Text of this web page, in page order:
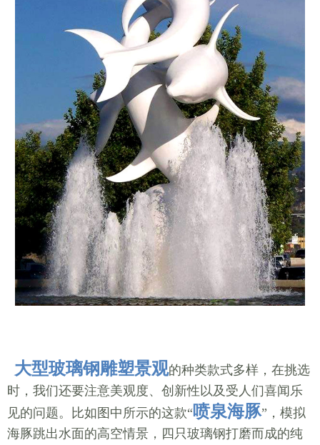
大型玻璃钢雕塑景观的种类款式多样，在挑选
时，我们还要注意美观度、创新性以及受人们喜闻乐
见的问题。比如图中所示的这款“喷泉海豚”，模拟
海豚跳出水面的高空情景，四只玻璃钢打磨而成的纯